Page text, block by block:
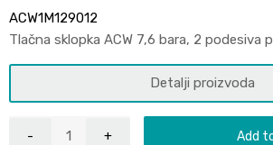
ACW1M129012
Tlačna sklopka ACW 7,6 bara, 2 podesiva
Detalji proizvoda
Add